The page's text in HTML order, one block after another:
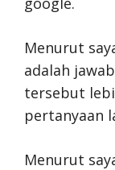
Menurut
adalah
tersebut
pertanyaan
Menurut